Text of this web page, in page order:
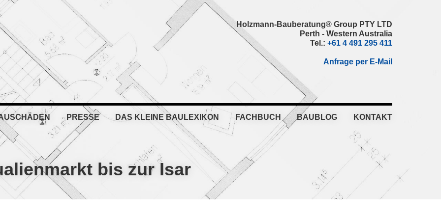
Holzmann-Bauberatung® Group PTY LTD
Perth - Western Australia
Tel.: +61 4 491 295 411
Anfrage per E-Mail
PRESSE DAS KLEINE BAULEXIKON FACHBUCH BAUBLOG KONTAKT
bis zur Isar